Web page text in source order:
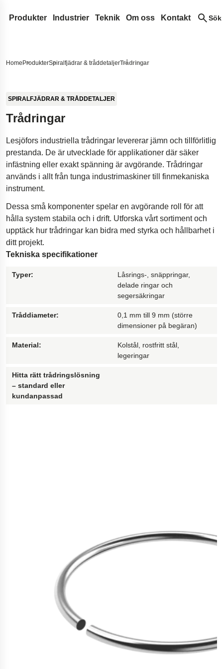
Produkter
Tryckfjädrar
Strumpebandsfjädrar
Vridfjädrar
Vågfjädrar
Tråddetaljer
Trådringar
Bladfjädrar
Drivfjädrar
Tryckande gasfjädrar
Låsbara gasfjädrar
NitroSprings
Gasfjädrar i rostfritt stål
Dragande gasfjädrar
Transportband
Bussningar
Låsringar
Djupdragna detaljer
Tallriksfjädrar
Vågbrickor
Stansade metallkomponenter
Standardfjädrar
Dörrfjädrar
Industrier
Automotive Eftermarknad
Flygindustri
Elektronik
Energi
Kundcase
Fjädring i pickupbilar
Dämpare till bro
Borrutrustning för olja och gas
Fjädring i motorcyklar
Gymnastikgolv
Innovativ tillgänglighetsramp
Ergonomiska kamerariggar
Teknik
Fjäderterminologi
Om oss
Förvärv
Historia
Certifikat
Legal and Compliance
Legal Notice
Content Disclaimer
Kvalitet
Kontakt Sök
Home ProdukterSpiralfjädrar & tråddetaljerTrådringar
SPIRALFJÄDRAR & TRÅDDETALJER
Trådringar
Lesjöfors industriella trådringar levererar jämn och tillförlitlig
prestanda. De är utvecklade för applikationer där säker
infästning eller exakt spänning är avgörande. Trådringar
används i allt från tunga industrimaskiner till finmekaniska
instrument.
Dessa små komponenter spelar en avgörande roll för att
hålla system stabila och i drift. Utforska vårt sortiment och
upptäck hur trådringar kan bidra med styrka och hållbarhet i
ditt projekt.
Tekniska specifikationer
Typer:
Låsrings-, snäppringar,
delade ringar och
segersäkringar
Tråddiameter:
0,1 mm till 9 mm (större
dimensioner på begäran)
Material:
Kolstål, rostfritt stål,
legeringar
Hitta rätt trådringslösning
– standard eller
kundanpassad